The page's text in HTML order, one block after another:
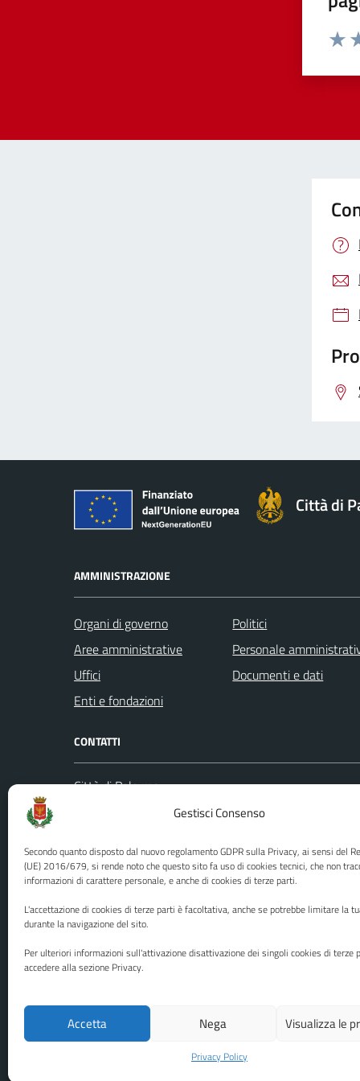
Gestisci Consenso
Secondo quanto disposto dal nuovo regolamento GDPR sulla Privacy, ai sensi del
(UE) 2016/679, si rende noto che questo sito fa uso di cookies tecnici, che non
informazioni di carattere personale, e anche di cookies di terze parti.
L'accettazione di cookies di terze parti è facoltativa, anche se potrebbe limitare la
durante la navigazione del sito.
Per ulteriori informazioni sull'attivazione disattivazione dei singoli cookies di terze
accedere alla sezione Privacy.
Accetta Nega Visualizza le
Privacy Policy
Città di
AMMINISTRAZIONE
Organi di governo
Aree amministrative
Uffici
Enti e fondazioni
Politici
Personale
Documenti e dati
CONTATTI
Città di Palermo
Codice fiscale / P. IVA:80016350821
U.O. Ufficio Relazioni con il Pubblico
(URP)
Numero verde: 0917401111
PEC:protocollo@cert.comune.palermo.it
Leggi le
Media policy Mappa del sito